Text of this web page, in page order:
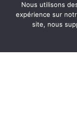
This
Nous utilisons
expérience sur
site, nous